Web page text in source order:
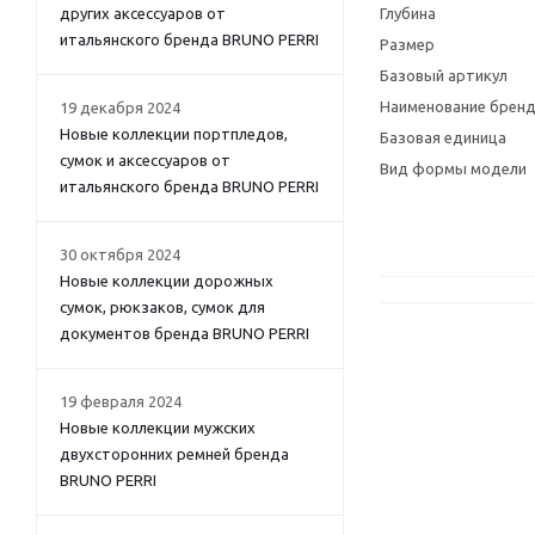
Глубина
Размер
Базовый артикул
Наименование
Базовая единица
Вид формы модели
других аксессуаров от
итальянского бренда BRUNO PERRI
19 декабря 2024
Новые коллекции портпледов,
сумок и аксессуаров от
итальянского бренда BRUNO PERRI
30 октября 2024
Новые коллекции дорожных
сумок, рюкзаков, сумок для
документов бренда BRUNO PERRI
19 февраля 2024
Новые коллекции мужских
двухсторонних ремней бренда
BRUNO PERRI